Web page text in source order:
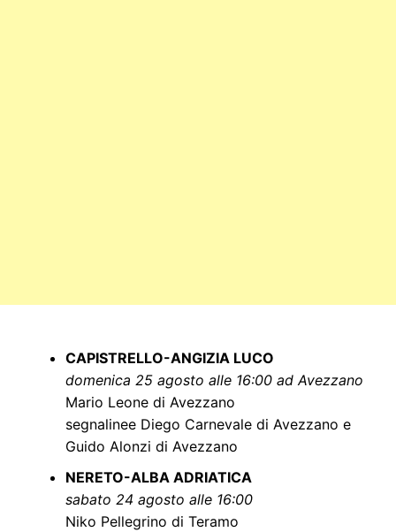
CAPISTRELLO-ANGIZIA LUCO
domenica 25 agosto alle 16:00 ad Avezzano
Mario Leone di Avezzano
segnalinee Diego Carnevale di Avezzano e
Guido Alonzi di Avezzano
NERETO-ALBA ADRIATICA
sabato 24 agosto alle 16:00
Niko Pellegrino di Teramo